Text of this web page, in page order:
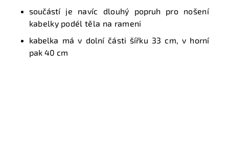
součástíje navíc dlouhý popruh pro nošení
kabelky podél těla na rameni
kabelka má v dolní části šířku 33 cm, v horní
pak 40 cm